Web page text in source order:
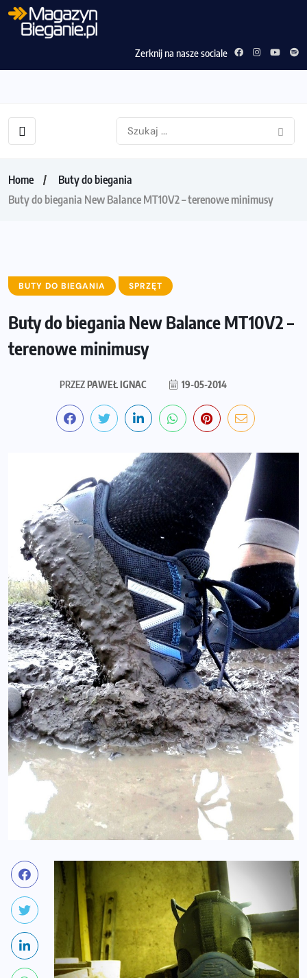
Zerknij na nasze sociale
Home
Buty do biegania
Buty do biegania New Balance MT10V2 – terenowe minimusy
BUTY DO BIEGANIA SPRZĘT
Buty do biegania New Balance MT10V2 –
terenowe minimusy
PRZEZPAWEŁ IGNAC 19-05-2014